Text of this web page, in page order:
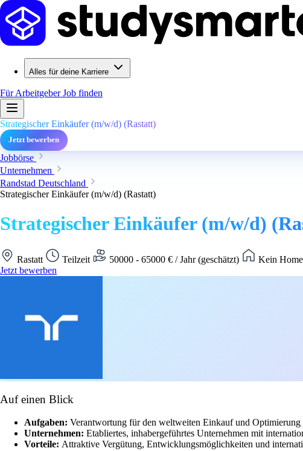
Alles für deine Karriere
Für ArbeitgeberJob finden
Strategischer Einkäufer (m/w/d) (Rastatt)
Jetzt bewerben
Jobbörse
Unternehmen
Randstad Deutschland
Strategischer Einkäufer (m/w/d) (Rastatt)
Strategischer Einkäufer (m/w/d)
Rastatt Teilzeit 50000 - 65000 € / Jahr (geschätzt)
Kein
Jetzt bewerben
Auf einen Blick
Aufgaben: Verantwortung für den weltweiten Einkauf und Optimierung
Unternehmen: Etabliertes, inhabergeführtes Unternehmen mit
Vorteile: Attraktive Vergütung, Entwicklungsmöglichkeiten und